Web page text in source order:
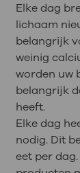
Elke dag
lichaam
belangrijk
weinig
worden uw
belangrijk
heeft.
Elke dag
nodig. Dit
eet per